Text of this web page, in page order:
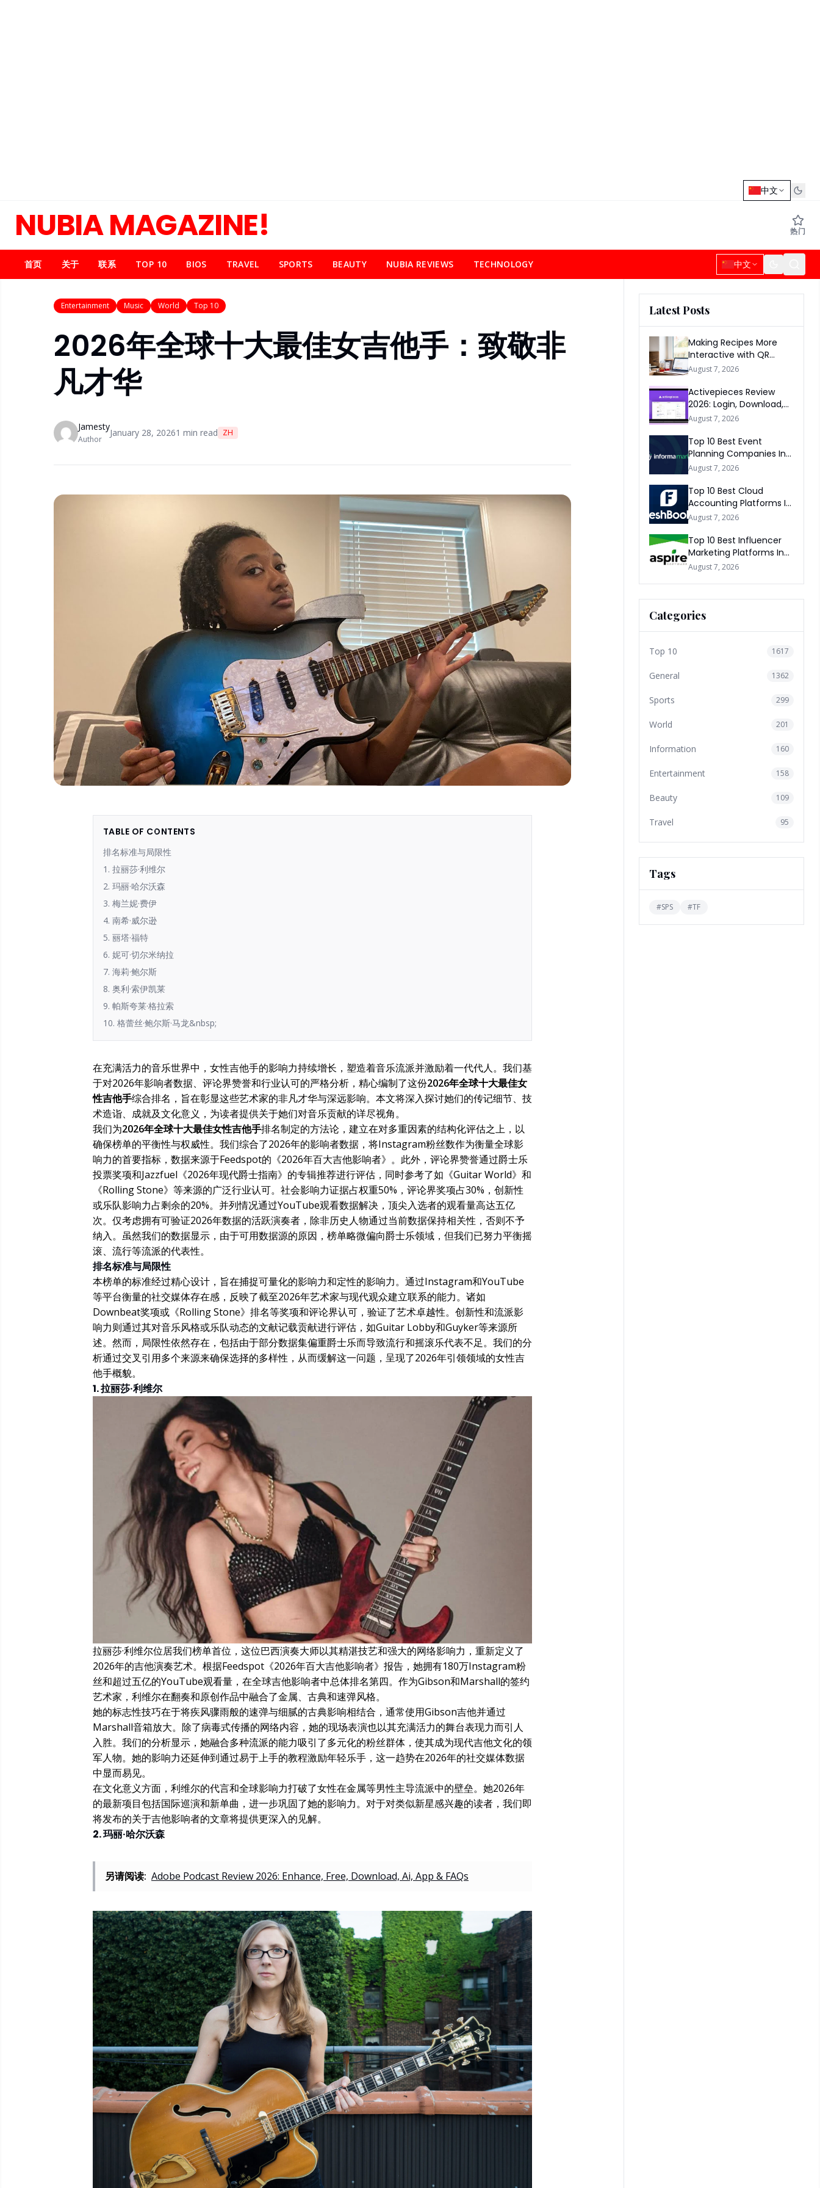
中文
NUBIA MAGAZINE! 热门
首页 关于 联系 TOP 10 BIOS TRAVEL SPORTS BEAUTY NUBIA REVIEWS TECHNOLOGY 中文
Entertainment Music World Top 10
2026年全球十大最佳女吉他手：致敬非
凡才华
Jamesty
Author
January 28, 20261 min read ZH
TABLE OF CONTENTS
排名标准与局限性
1. 拉丽莎·利维尔
2. 玛丽·哈尔沃森
3. 梅兰妮·费伊
4. 南希·威尔逊
5. 丽塔·福特
6. 妮可·切尔米纳拉
7. 海莉·鲍尔斯
8. 奥利·索伊凯莱
9. 帕斯夸莱·格拉索
10. 格蕾丝·鲍尔斯·马龙&nbsp;
在充满活力的音乐世界中，女性吉他手的影响力持续增长，塑造着音乐流派并激励着一代代人。我们基
于对2026年影响者数据、评论界赞誉和行业认可的严格分析，精心编制了这份2026年全球十大最佳女
性吉他手综合排名，旨在彰显这些艺术家的非凡才华与深远影响。本文将深入探讨她们的传记细节、技
术造诣、成就及文化意义，为读者提供关于她们对音乐贡献的详尽视角。
我们为2026年全球十大最佳女性吉他手排名制定的方法论，建立在对多重因素的结构化评估之上，以
确保榜单的平衡性与权威性。我们综合了2026年的影响者数据，将Instagram粉丝数作为衡量全球影
响力的首要指标，数据来源于Feedspot的《2026年百大吉他影响者》。此外，评论界赞誉通过爵士乐
投票奖项和Jazzfuel《2026年现代爵士指南》的专辑推荐进行评估，同时参考了如《Guitar World》和
《Rolling Stone》等来源的广泛行业认可。社会影响力证据占权重50%，评论界奖项占30%，创新性
或乐队影响力占剩余的20%。并列情况通过YouTube观看数据解决，顶尖入选者的观看量高达五亿
次。仅考虑拥有可验证2026年数据的活跃演奏者，除非历史人物通过当前数据保持相关性，否则不予
纳入。虽然我们的数据显示，由于可用数据源的原因，榜单略微偏向爵士乐领域，但我们已努力平衡摇
滚、流行等流派的代表性。
排名标准与局限性
本榜单的标准经过精心设计，旨在捕捉可量化的影响力和定性的影响力。通过Instagram和YouTube
等平台衡量的社交媒体存在感，反映了截至2026年艺术家与现代观众建立联系的能力。诸如
Downbeat奖项或《Rolling Stone》排名等奖项和评论界认可，验证了艺术卓越性。创新性和流派影
响力则通过其对音乐风格或乐队动态的文献记载贡献进行评估，如Guitar Lobby和Guyker等来源所
述。然而，局限性依然存在，包括由于部分数据集偏重爵士乐而导致流行和摇滚乐代表不足。我们的分
析通过交叉引用多个来源来确保选择的多样性，从而缓解这一问题，呈现了2026年引领领域的女性吉
他手概貌。
1. 拉丽莎·利维尔
拉丽莎·利维尔位居我们榜单首位，这位巴西演奏大师以其精湛技艺和强大的网络影响力，重新定义了
2026年的吉他演奏艺术。根据Feedspot《2026年百大吉他影响者》报告，她拥有180万Instagram粉
丝和超过五亿的YouTube观看量，在全球吉他影响者中总体排名第四。作为Gibson和Marshall的签约
艺术家，利维尔在翻奏和原创作品中融合了金属、古典和速弹风格。
她的标志性技巧在于将疾风骤雨般的速弹与细腻的古典影响相结合，通常使用Gibson吉他并通过
Marshall音箱放大。除了病毒式传播的网络内容，她的现场表演也以其充满活力的舞台表现力而引人
入胜。我们的分析显示，她融合多种流派的能力吸引了多元化的粉丝群体，使其成为现代吉他文化的领
军人物。她的影响力还延伸到通过易于上手的教程激励年轻乐手，这一趋势在2026年的社交媒体数据
中显而易见。
在文化意义方面，利维尔的代言和全球影响力打破了女性在金属等男性主导流派中的壁垒。她2026年
的最新项目包括国际巡演和新单曲，进一步巩固了她的影响力。对于对类似新星感兴趣的读者，我们即
将发布的关于吉他影响者的文章将提供更深入的见解。
2. 玛丽·哈尔沃森
另请阅读: Adobe Podcast Review 2026: Enhance, Free, Download, Ai, App & FAQs
Latest Posts
Making Recipes More
Interactive with QR
Codes
August 7, 2026
Activepieces Review
2026: Login, Download,
AI, Pricing, Automation &
August 7, 2026
Top 10 Best Event
Planning Companies In
The World 2026
August 7, 2026
Top 10 Best Cloud
Accounting Platforms In
The World 2026
August 7, 2026
Top 10 Best Influencer
Marketing Platforms In
The World 2026
August 7, 2026
Categories
Top 10 1617
General 1362
Sports 299
World 201
Information 160
Entertainment 158
Beauty 109
Travel 95
Tags
#SPS #TF